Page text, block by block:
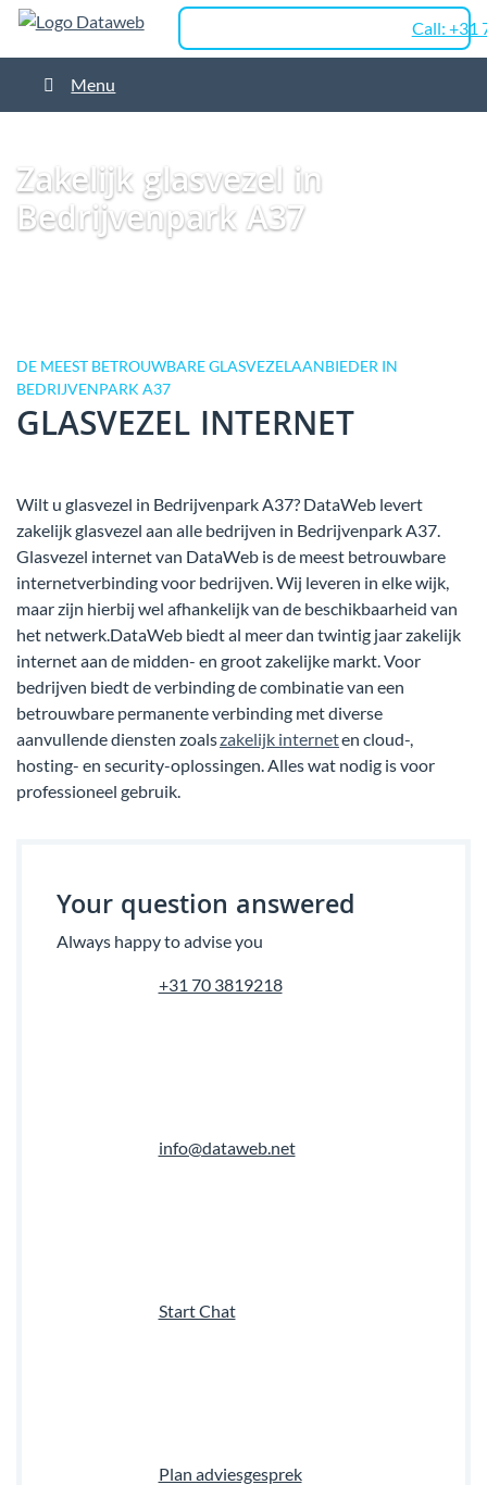
Call: +31
Menu
Zakelijk glasvezel in
Bedrijvenpark A37
DE MEEST BETROUWBARE GLASVEZELAANBIEDER IN
BEDRIJVENPARK A37
GLASVEZEL INTERNET
Wilt u glasvezel in Bedrijvenpark A37? DataWeb levert
zakelijk glasvezel aan alle bedrijven in Bedrijvenpark A37.
Glasvezel internet van DataWeb is de meest betrouwbare
internetverbinding voor bedrijven. Wij leveren in elke wijk,
maar zijn hierbij wel afhankelijk van de beschikbaarheid van
het netwerk.DataWeb biedt al meer dan twintig jaar zakelijk
internet aan de midden- en groot zakelijke markt. Voor
bedrijven biedt de verbinding de combinatie van een
betrouwbare permanente verbinding met diverse
aanvullende diensten zoalszakelijk interneten cloud-,
hosting- en security-oplossingen. Alles wat nodig is voor
professioneel gebruik.
Your question answered
Always happy to advise you
+31 70 3819218
info@dataweb.net
Start Chat
Plan adviesgesprek